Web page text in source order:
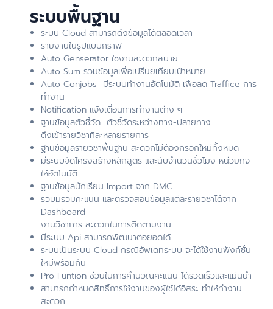
ระบบพื้นฐาน
ระบบ Cloud สามารถดึงข้อมูลได้ตลอดเวลา
รายงานในรูปแบบกราฟ
Auto Genserator ใชงานสะดวกสบาย
Auto Sum รวมข้อมูลเพื่อเปรีนยเทียบเป้าหมาย
Auto Conjobs มีระบบทำงานอัตโนมัติ เพื่อลด Traffice การ
ทำงาน
Notification แจ้งเตื่อนการทำงานต่าง ๆ
ฐานข้อมูลตัวชี้วัด ตัวชี้วัดระหว่างทาง-ปลายทาง
ดึงเข้ารายวิชาทีละหลายรายการ
ฐานข้อมูลรายวิชาพื้นฐาน สะดวกไม่ต้องกรอกใหม่ทั้งหมด
มีระบบจัดโครงสร้างหลักสูตร และนับจำนวนชั่วโมง หน่วยกิจ
ให้อัตโนมัติ
ฐานข้อมูลนักเรียน Import จาก DMC
รวบมรวมคะแนน และตรวจสอบข้อมูลแต่ละรายวิชาได้จาก
Dashboard
งานวิชาการ สะดวกในการติดตามงาน
มีระบบ Api สามารถพัฒนาต่อยอดได้
ระบบเป็นระบบ Cloud กรณีอัพเดทระบบ จะได้ใช้งานฟังก์ชั่น
ใหม่พร้อมกัน
Pro Funtion ช่วยในการคำนวณคะแนน ได้รวดเร็วและแม่นยำ
สามารถกำหนดสิทธิ์การใช้งานของผู้ใช้ได้อิสระ ทำให้ทำงาน
สะดวก